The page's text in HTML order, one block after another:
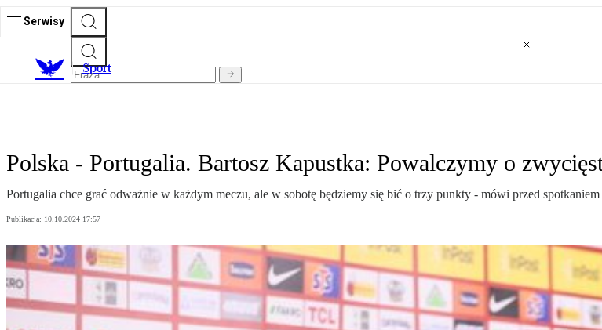
Serwisy
Sport
Polska - Portugalia. Bartosz Kapustka: Powalczymy o
Portugalia chce grać odważnie w każdym meczu, ale w sobotę będziemy się bić o trzy punkty - mówi przed
Publikacja: 10.10.2024 17:57